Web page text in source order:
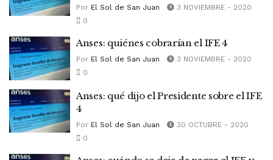
Por El Sol de San Juan
3 NOVIEMBRE - 2020
0
Anses: quiénes cobrarían el IFE 4
Por El Sol de San Juan
3 NOVIEMBRE - 2020
0
Anses: qué dijo el Presidente sobre el IFE
4
Por El Sol de San Juan
30 OCTUBRE - 2020
0